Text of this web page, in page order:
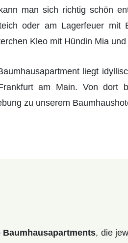
man sich richtig schön
oder am Lagerfeuer
Kleo mit Hündin Mia
liegt
am Main. Von dort
zu unserem
, die